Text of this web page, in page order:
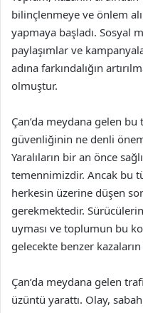
bilinçlenmeye ve önlem
yapmaya başladı. Sosyal
paylaşımlar ve
adına farkındalığın
olmuştur.
Çan’da meydana gelen
güvenliğinin ne denli
Yaralıların bir an önce
temennimizdir. Ancak bu
herkesin üzerine düşen
gerekmektedir.
uyması ve toplumun bu
gelecekte benzer
Çan’da meydana gelen
üzüntü yarattı. Olay,